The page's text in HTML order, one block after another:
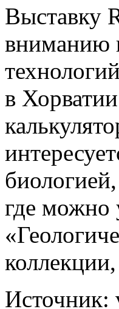
Выставку
вниманию
в
где можно
Источник: